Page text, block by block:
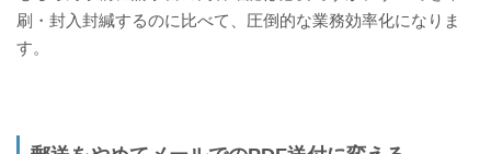
刷・封入封緘するのに比べて、圧倒的な業務効率化になりま
す。